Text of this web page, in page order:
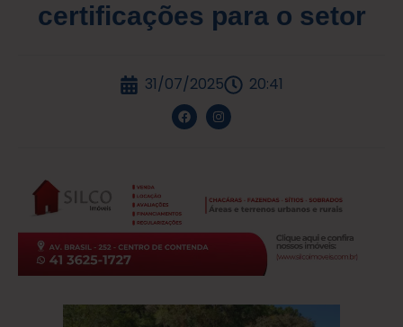
certificações para o setor
31/07/2025 20:41